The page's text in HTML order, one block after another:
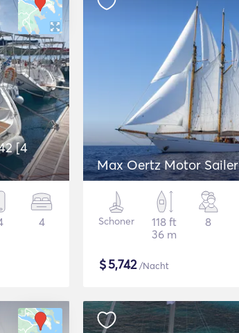
[4
4
Max Oertz Motor Sailer
Schoner
118 ft
36 m
8
$5,742/Nacht